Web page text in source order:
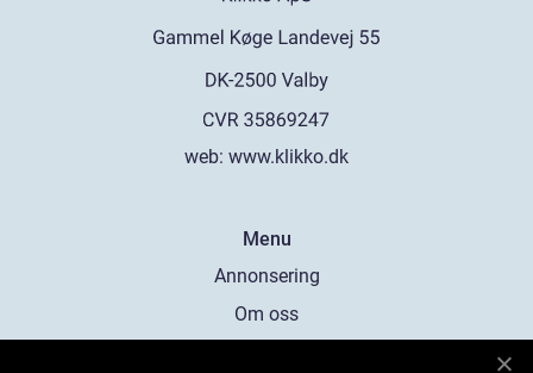
web: www.klikko.dk
Menu
Annonsering
Om oss